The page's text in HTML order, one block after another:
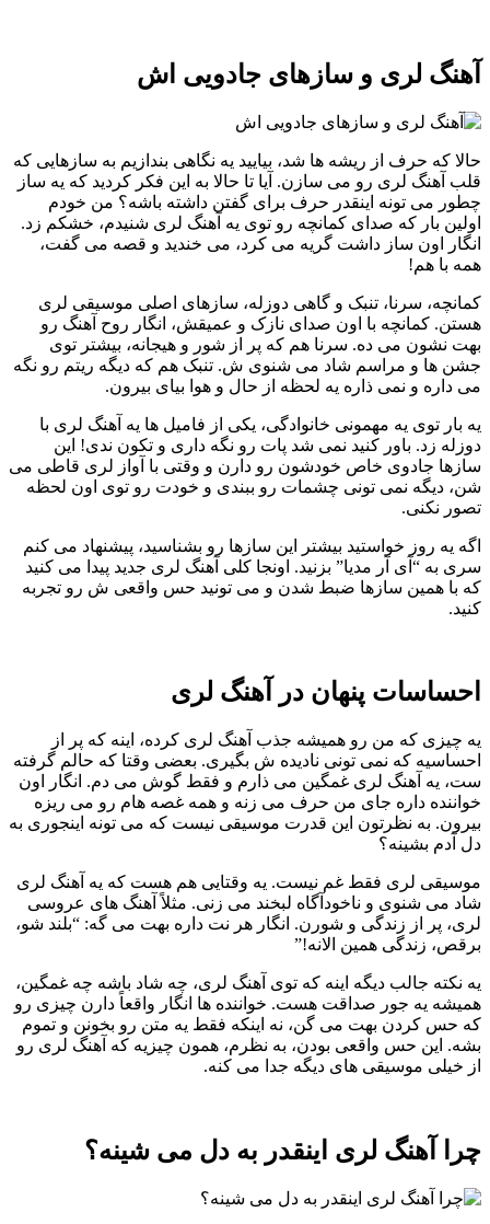
آهنگ لری و سازهای جادویی اش
حالا که حرف از ریشه ها شد، بیایید یه نگاهی بندازیم به سازهایی که
قلب آهنگ لری رو می سازن. آیا تا حالا به این فکر کردید که یه ساز
چطور می تونه اینقدر حرف برای گفتن داشته باشه؟ من خودم
اولین بار که صدای کمانچه رو توی یه آهنگ لری شنیدم، خشکم زد.
انگار اون ساز داشت گریه می کرد، می خندید و قصه می گفت،
همه با هم!
کمانچه، سرنا، تنبک و گاهی دوزله، سازهای اصلی موسیقی لری
هستن. کمانچه با اون صدای نازک و عمیقش، انگار روح آهنگ رو
بهت نشون می ده. سرنا هم که پر از شور و هیجانه، بیشتر توی
جشن ها و مراسم شاد می شنوی ش. تنبک هم که دیگه ریتم رو نگه
می داره و نمی ذاره یه لحظه از حال و هوا بیای بیرون.
یه بار توی یه مهمونی خانوادگی، یکی از فامیل ها یه آهنگ لری با
دوزله زد. باور کنید نمی شد پات رو نگه داری و تکون ندی! این
سازها جادوی خاص خودشون رو دارن و وقتی با آواز لری قاطی می
شن، دیگه نمی تونی چشمات رو ببندی و خودت رو توی اون لحظه
تصور نکنی.
اگه یه روز خواستید بیشتر این سازها رو بشناسید، پیشنهاد می کنم
سری به “آی آر مدیا” بزنید. اونجا کلی آهنگ لری جدید پیدا می کنید
که با همین سازها ضبط شدن و می تونید حس واقعی ش رو تجربه
کنید.
احساسات پنهان در آهنگ لری
یه چیزی که من رو همیشه جذب آهنگ لری کرده، اینه که پر از
احساسیه که نمی تونی نادیده ش بگیری. بعضی وقتا که حالم گرفته
ست، یه آهنگ لری غمگین می ذارم و فقط گوش می دم. انگار اون
خواننده داره جای من حرف می زنه و همه غصه هام رو می ریزه
بیرون. به نظرتون این قدرت موسیقی نیست که می تونه اینجوری به
دل آدم بشینه؟
موسیقی لری فقط غم نیست. یه وقتایی هم هست که یه آهنگ لری
شاد می شنوی و ناخودآگاه لبخند می زنی. مثلاً آهنگ های عروسی
لری، پر از زندگی و شورن. انگار هر نت داره بهت می گه: “بلند شو،
برقص، زندگی همین الانه!”
یه نکته جالب دیگه اینه که توی آهنگ لری، چه شاد باشه چه غمگین،
همیشه یه جور صداقت هست. خواننده ها انگار واقعاً دارن چیزی رو
که حس کردن بهت می گن، نه اینکه فقط یه متن رو بخونن و تموم
بشه. این حس واقعی بودن، به نظرم، همون چیزیه که آهنگ لری رو
از خیلی موسیقی های دیگه جدا می کنه.
چرا آهنگ لری اینقدر به دل می شینه؟